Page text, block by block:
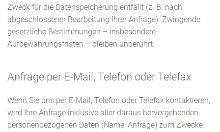
Zweck für die Datenspeicherung entfällt (z. B. nach
abgeschlossener Bearbeitung Ihrer Anfrage). Zwingende
gesetzliche Bestimmungen – insbesondere
Aufbewahrungsfristen – bleiben unberührt.
Anfrage per E-Mail, Telefon oder Telefax
Wenn Sie uns per E-Mail, Telefon oder Telefax kontaktieren,
wird Ihre Anfrage inklusive aller daraus hervorgehenden
personenbezogenen Daten (Name, Anfrage) zum Zwecke